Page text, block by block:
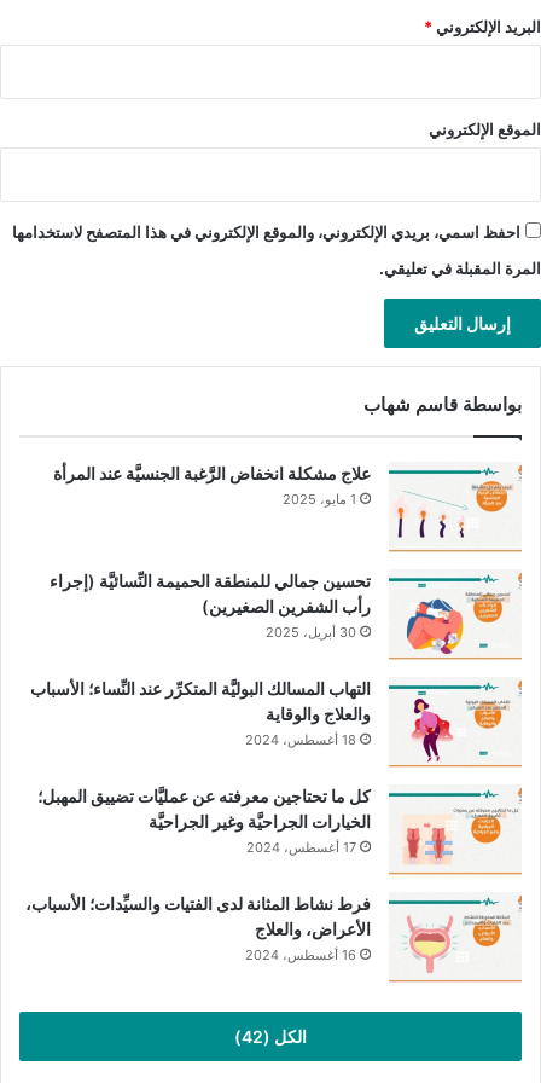
إلى آخر، مثلاً يكون تعداد البكتيريا في حالة التهاب المثانة الحادّ
أكثر من 10000 مستعمرة بكتيريَّة /مل.
زراعة البول : تُزرَع عيِّنة البول يومين أو أكثر لزيادة تكاثر
البكتيريا فيها، لمعرفة نوعها وبالتالي تحديد نوع المضادّ الحيوي
المناسب للقضاء عليها.
اختبارات الدم:
عن وجود التهاب في الدم.
الفحوصات الإضافيَّة :
في بعض الحالات المتكرِّرة أو المعقَّدة، قد يطلب الطبيب إجراء
فحوصات إضافيَّة مثل:
تصوير المثانة والإحليل: باستخدام تقنيات مثل التصوير
بالموجات فوق الصوتيَّة أو الأشعة السينيَّة، للتأكُّد من عدم
وجود تشوُّهات أو عوائق في المسالك البوليَّة.
الفحص باستخدام المنظار: قد يُستخدم لفحص المثانة والإحليل
بشكل مباشر. في حالات متقدِّمة قد يلجأ لإجراء صورة مقطعيَّة
للكلية.
العلاج من التهاب المسالك والمجاري
البوليَّة المتكرِّرة:
يُعدُّ استخدام المضادَّات الحيويَّة مثل:
Nitrofurantoin (
نايتروفيورنتين).
البريد الإلكتروني*
الموقع الإلكتروني
احفظ اسمي، بريدي الإلكتروني، والموقع الإلكتروني في هذا المتصفح لاستخدامها
المرة المقبلة في تعليقي.
بواسطة قاسم شهاب
علاج مشكلة انخفاض الرَّغبة الجنسيَّة عند المرأة
1 مايو، 2025
تحسين جمالي للمنطقة الحميمة النِّسائيَّة (إجراء
رأب الشفرين الصغيرين)
30 أبريل، 2025
التهاب المسالك البوليَّة المتكرِّر عند النِّساء؛ الأسباب
والعلاج والوقاية
18 أغسطس، 2024
كل ما تحتاجين معرفته عن عمليَّات تضييق المهبل؛
الخيارات الجراحيَّة وغير الجراحيَّة
17 أغسطس، 2024
فرط نشاط المثانة لدى الفتيات والسيِّدات؛ الأسباب،
الأعراض، والعلاج
16 أغسطس، 2024
الكل (42)